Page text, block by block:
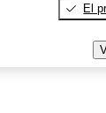
El